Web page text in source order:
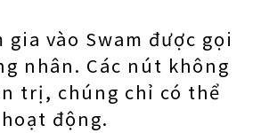
gia vào Swam được gọi
nhân. Các nút không
trị, chúng chỉ có thể
động.